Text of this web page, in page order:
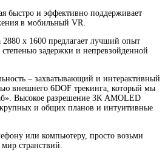
быстро и эффективно поддерживает
в мобильный VR.
2880 x 1600 предлагает лучший опыт
задержки и непревзойденной
– захватывающий и интерактивный
внешнего 6DOF трекинга, который мы
Высокое разрешение 3К AMOLED
крупных и общих планов и интуитивные
или компьютеру, просто возьми
странствий.